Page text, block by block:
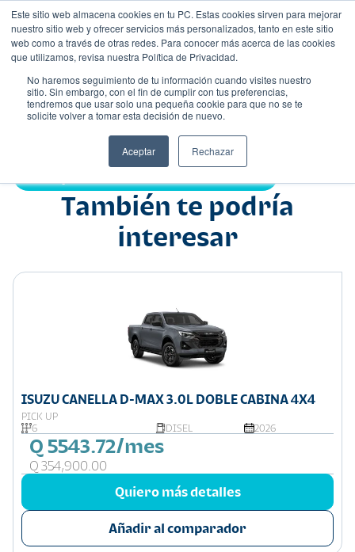
Este sitio web almacena cookies en tu PC. Estas cookies sirven para mejorar
nuestro sitio web y ofrecer servicios más personalizados, tanto en este sitio
web como a través de otras redes. Para conocer más acerca de las cookies
que utilizamos, revisa nuestra Política de Privacidad.
No haremos seguimiento de tu información cuando visites nuestro
sitio. Sin embargo, con el fin de cumplir con tus preferencias,
tendremos que usar solo una pequeña cookie para que no se te
solicite volver a tomar esta decisión de nuevo.
Aceptar Rechazar
Nombre
Camioneta agrícola••
También te podría
interesar
ISUZU CANELLA D-MAX 3.0L DOBLE CABINA 4X4
PICK UP
6
DISEL 2026
Q 5543.72/mes
Q 354,900.00
Quiero más detalles
Añadir al comparador